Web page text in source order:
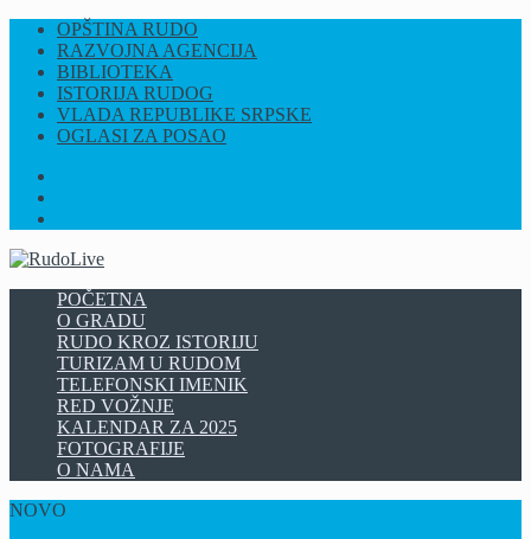
OPŠTINA RUDO
RAZVOJNA AGENCIJA
BIBLIOTEKA
ISTORIJA RUDOG
VLADA REPUBLIKE SRPSKE
OGLASI ZA POSAO
POČETNA
O GRADU
RUDO KROZ ISTORIJU
TURIZAM U RUDOM
TELEFONSKI IMENIK
RED VOŽNJE
KALENDAR ZA 2025
FOTOGRAFIJE
O NAMA
NOVO